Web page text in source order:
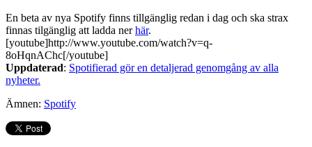
En beta av nya Spotify finns tillgänglig redan i dag och ska strax
finnas tilgänglig att ladda nerhär.
[youtube]http://www.youtube.com/watch?v=q-
8oHqnAChc[/youtube]
Uppdaterad: Spotifierad gör en detaljerad genomgång av alla
nyheter.
Ämnen: Spotify